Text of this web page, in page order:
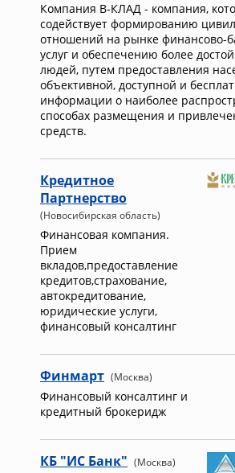
Компания В-КЛАД - компания,
содействует формированию
отношений на рынке финансово-
услуг и обеспечению более
людей, путем предоставления
объективной, доступной и
информации о наиболее
способах размещения и
средств.
Кредитное
Партнерство
(Новосибирская область)
Финансовая компания.
Прием
вкладов,предоставление
кредитов,страхование,
автокредитование,
юридические услуги,
финансовый консалтинг
Финмарт (Москва)
Финансовый консалтинг и
кредитный брокеридж
КБ "ИС Банк" (Москва)